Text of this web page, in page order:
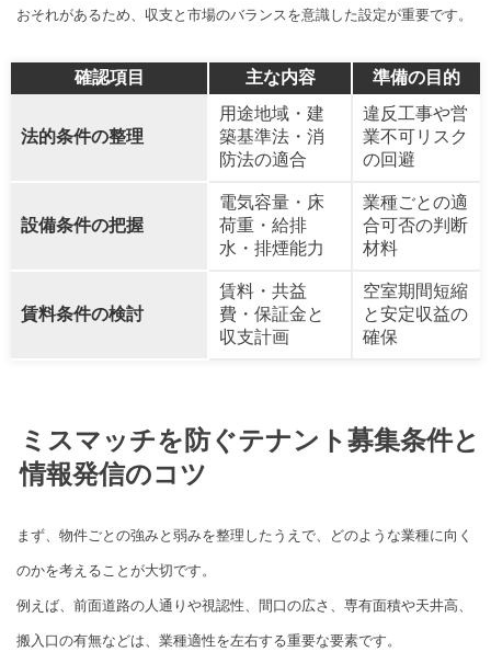
おそれがあるため、収支と市場のバランスを意識した設定が重要です。
確認項目 主な内容 準備の目的
法的条件の整理
用途地域・建
築基準法・消
防法の適合
違反工事や営
業不可リスク
の回避
設備条件の把握
電気容量・床
荷重・給排
水・排煙能力
業種ごとの適
合可否の判断
材料
賃料条件の検討
賃料・共益
費・保証金と
収支計画
空室期間短縮
と安定収益の
確保
ミスマッチを防ぐテナント募集条件と
情報発信のコツ
まず、物件ごとの強みと弱みを整理したうえで、どのような業種に向く
のかを考えることが大切です。
例えば、前面道路の人通りや視認性、間口の広さ、専有面積や天井高、
搬入口の有無などは、業種適性を左右する重要な要素です。